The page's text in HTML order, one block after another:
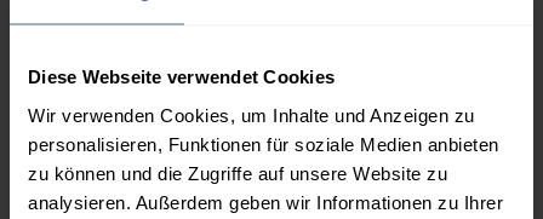
Diese Webseite verwendet Cookies
Wir verwenden Cookies, um Inhalte und Anzeigen zu
personalisieren, Funktionen für soziale Medien anbieten
zu können und die Zugriffe auf unsere Website zu
analysieren. Außerdem geben wir Informationen zu Ihrer
2.000 Liter
153,40 €
5.000 Liter
152,41 €
152,41 €